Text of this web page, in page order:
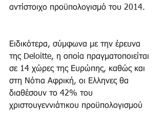
αντίστοιχο προϋπολογισμό του 2014.
Ειδικότερα, σύμφωνα με την έρευνα
της Deloitte, η οποία πραγματοποιείται
σε 14 χώρες της Ευρώπης, καθώς και
στη Νότια Αφρική, οι Ελληνες θα
διαθέσουν το 42% του
χριστουγεννιάτικου προϋπολογισμού